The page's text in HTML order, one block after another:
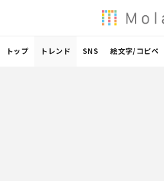
トップ トレンド SNS 絵文字/コピペ